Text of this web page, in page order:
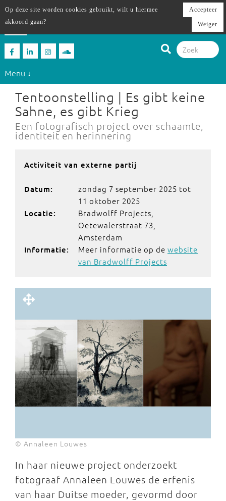
Menu ↓
Tentoonstelling | Es gibt keine
Sahne, es gibt Krieg
Een fotografisch project over schaamte,
identiteit en herinnering
Activiteit van externe partij
Datum:
zondag 7 september 2025 tot
11 oktober 2025
Locatie:
Bradwolff Projects,
Oetewalerstraat 73,
Amsterdam
Informatie: Meer informatie op de website
van Bradwolff Projects
© Annaleen Louwes
In haar nieuwe project onderzoekt
fotograaf Annaleen Louwes de erfenis
van haar Duitse moeder, gevormd door
Op deze site worden cookies gebruikt, wilt u hiermee
akkoord gaan?
Accepteer
Weiger